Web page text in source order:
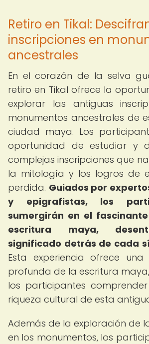
Retiro en Tikal:
inscripciones en
ancestrales
En el corazón de la selva
retiro en Tikal ofrece la
explorar las antiguas
monumentos ancestrales de
ciudad maya. Los
oportunidad de estudiar y
complejas inscripciones que
la mitología y los logros de
perdida. Guiados por
y epigrafistas, los
sumergirán en el
escritura maya,
significado detrás de cada
Esta experiencia ofrece
profunda de la escritura
los participantes
riqueza cultural de esta
Además de la exploración de
en los monumentos, los